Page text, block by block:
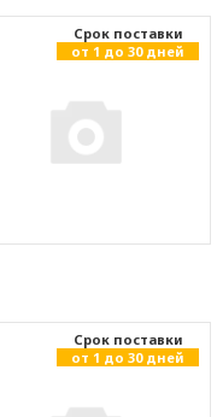
Cрок поставки
от 1 до 30 дней
Cрок поставки
от 1 до 30 дней